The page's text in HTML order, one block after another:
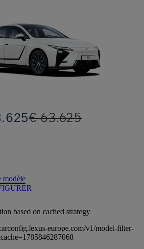
€ 63.625
modèle
based on cached strategy
europe.com/v1/model-filter-